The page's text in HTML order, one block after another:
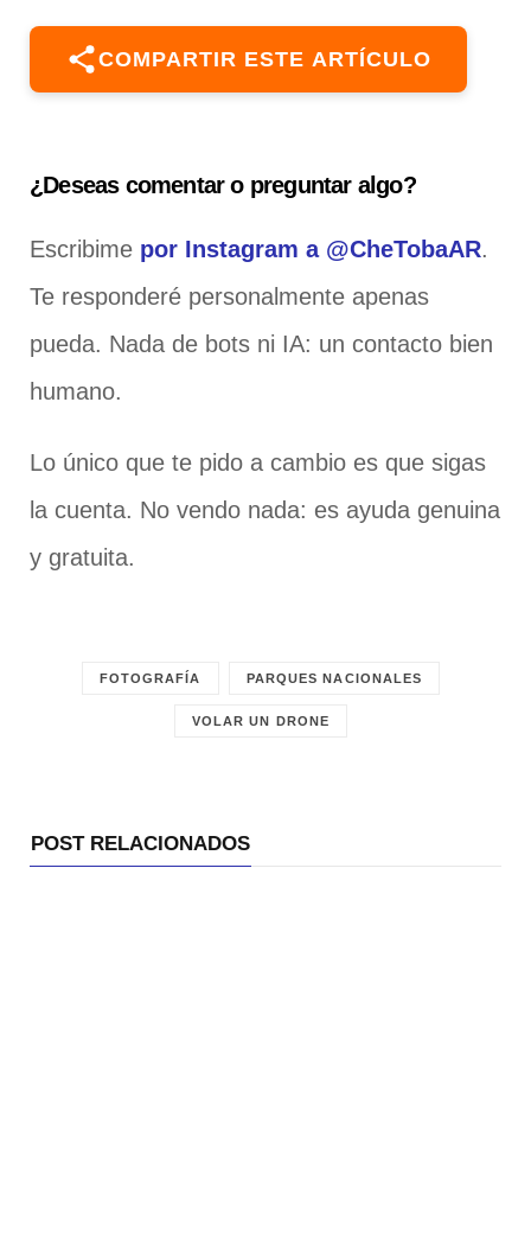
COMPARTIR ESTE ARTÍCULO
¿Deseas comentar o preguntar algo?
Escribime por Instagram a @CheTobaAR.
Te responderé personalmente apenas
pueda. Nada de bots ni IA: un contacto bien
humano.
Lo único que te pido a cambio es que sigas
la cuenta. No vendo nada: es ayuda genuina
y gratuita.
FOTOGRAFÍA PARQUES NACIONALES
VOLAR UN DRONE
POST RELACIONADOS